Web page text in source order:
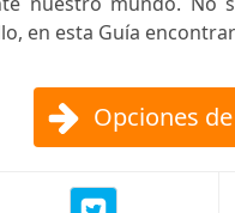
en esta Guía
Opciones